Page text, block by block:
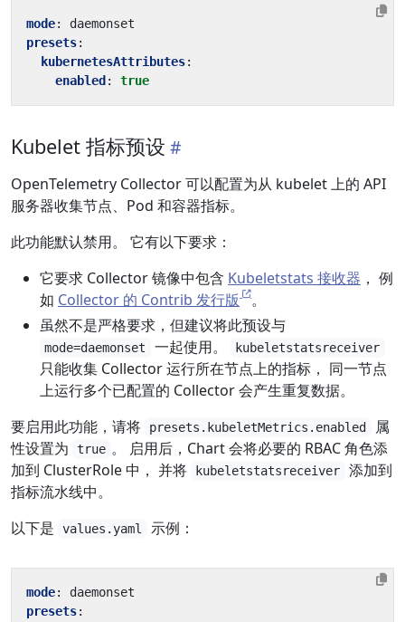
mode:
daemonset
presets:
kubernetesAttributes:
enabled : true
Kubelet 指标预设
OpenTelemetry Collector 可以配置为从 kubelet 上的 API
服务器收集节点、Pod 和容器指标。
此功能默认禁用。 它有以下要求：
它要求 Collector 镜像中包含 Kubeletstats 接收器 ， 例
如 Collector 的 Contrib 发行版
。
虽然不是严格要求，但建议将此预设与
mode=daemonset 一起使用。 kubeletstatsreceiver
只能收集 Collector 运行所在节点上的指标， 同一节点
上运行多个已配置的 Collector 会产生重复数据。
要启用此功能，请将
presets.kubeletMetrics.enabled
属
性设置为
true 。 启用后，Chart 会将必要的 RBAC 角色添
加到 ClusterRole 中， 并将
kubeletstatsreceiver
添加到
指标流水线中。
以下是
values.yaml 示例：
mode:
daemonset
presets: